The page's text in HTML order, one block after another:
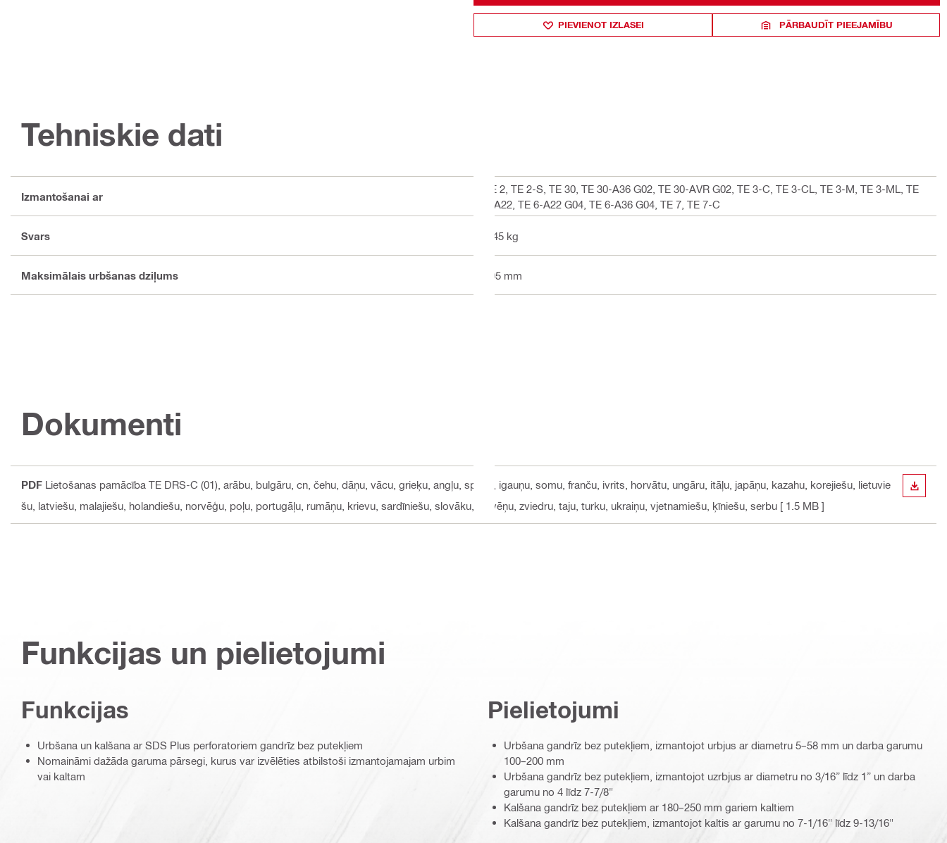
PIEVIENOT IZLASEI PĀRBAUDĪT PIEEJAMĪBU
Tehniskie dati
Izmantošanai ar
TE 2, TE 2-S, TE 30, TE 30-A36 G02, TE 30-AVR G02, TE 3-C, TE 3-CL, TE 3-M, TE 3-ML, TE
4-A22, TE 6-A22 G04, TE 6-A36 G04, TE 7, TE 7-C
Svars 0.45 kg
Maksimālais urbšanas dziļums 105 mm
Dokumenti
PDF Lietošanas pamācība TE DRS-C (01) , arābu, bulgāru, cn, čehu, dāņu, vācu, grieķu, angļu, spāņu, igauņu, somu, franču, ivrits, horvātu, ungāru, itāļu, japāņu, kazahu, korejiešu, lietuvie
šu, latviešu, malajiešu, holandiešu, norvēģu, poļu, portugāļu, rumāņu, krievu, sardīniešu, slovāku, slovēņu, zviedru, taju, turku, ukraiņu, vjetnamiešu, ķīniešu, serbu [ 1.5 MB ]
Funkcijas un pielietojumi
Funkcijas
Urbšana un kalšana ar SDS Plus perforatoriem gandrīz bez putekļiem
Nomaināmi dažāda garuma pārsegi, kurus var izvēlēties atbilstoši izmantojamajam urbim
vai kaltam
Pielietojumi
Urbšana gandrīz bez putekļiem, izmantojot urbjus ar diametru 5–58 mm un darba garumu
100–200 mm
Urbšana gandrīz bez putekļiem, izmantojot uzrbjus ar diametru no 3/16” līdz 1” un darba
garumu no 4 līdz 7-7/8"
Kalšana gandrīz bez putekļiem ar 180–250 mm gariem kaltiem
Kalšana gandrīz bez putekļiem, izmantojot kaltis ar garumu no 7-1/16" līdz 9-13/16"